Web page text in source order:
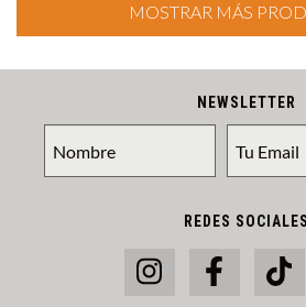
MOSTRAR MÁS
NEWSLETTER
REDES SOCIALES